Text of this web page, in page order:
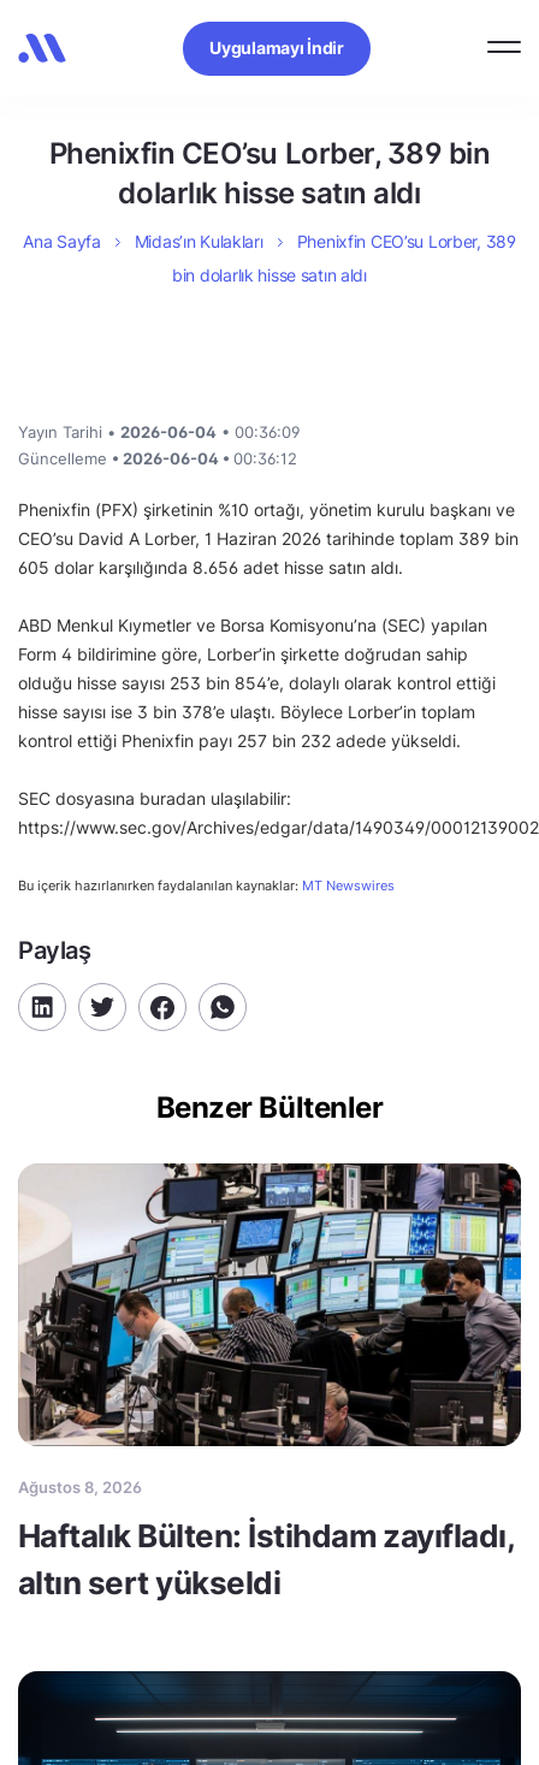
Uygulamayı İndir
Phenixfin CEO’su Lorber, 389 bin
dolarlık hisse satın aldı
Ana Sayfa Midas’ın Kulakları
Phenixfin CEO’su Lorber, 389
bin dolarlık hisse satın aldı
Yayın Tarihi • 2026-06-04 • 00:36:09
Güncelleme • 2026-06-04 • 00:36:12
Phenixfin (PFX) şirketinin %10 ortağı, yönetim kurulu başkanı ve
CEO’su David A Lorber, 1 Haziran 2026 tarihinde toplam 389 bin
605 dolar karşılığında 8.656 adet hisse satın aldı.
ABD Menkul Kıymetler ve Borsa Komisyonu’na (SEC) yapılan
Form 4 bildirimine göre, Lorber’in şirkette doğrudan sahip
olduğu hisse sayısı 253 bin 854’e, dolaylı olarak kontrol ettiği
hisse sayısı ise 3 bin 378’e ulaştı. Böylece Lorber’in toplam
kontrol ettiği Phenixfin payı 257 bin 232 adede yükseldi.
SEC dosyasına buradan ulaşılabilir:
https://www.sec.gov/Archives/edgar/data/1490349/
Bu içerik hazırlanırken faydalanılan kaynaklar: MT Newswires
Paylaş
Benzer Bültenler
Ağustos 8, 2026
Haftalık Bülten: İstihdam zayıfladı,
altın sert yükseldi